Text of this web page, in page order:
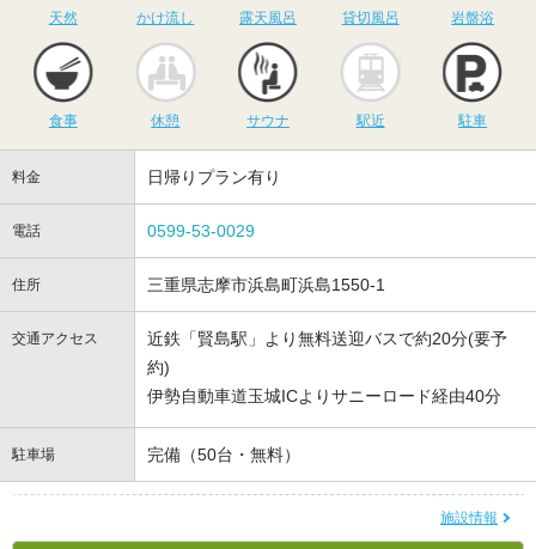
天然 かけ流し 露天風呂 貸切風呂 岩盤浴
食事 休憩
サウナ
サウナ 駅近 駐車
料金 日帰りプラン有り
電話 0599-53-0029
住所 三重県志摩市浜島町浜島1550-1
交通アクセス
近鉄「賢島駅」より無料送迎バスで約20分(要予
約)
伊勢自動車道玉城ICよりサニーロード経由40分
駐車場 完備（50台・無料）
施設情報